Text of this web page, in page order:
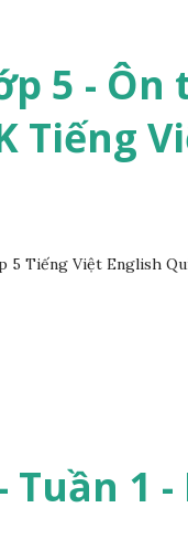
5 - Ôn
Tiếng
Tiếng Việt English
1 -